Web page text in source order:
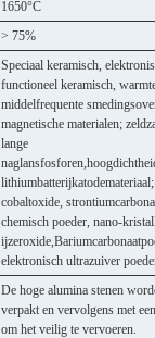
1650°C
> 75%
Speciaal keramisch,
functioneel keramisch,
middelfrequente
magnetische materialen;
lange
cobaltoxide,
chemisch poeder, nano-
elektronisch ultrazuiver
De hoge alumina stenen
verpakt en vervolgens met
om het veilig te vervoeren.